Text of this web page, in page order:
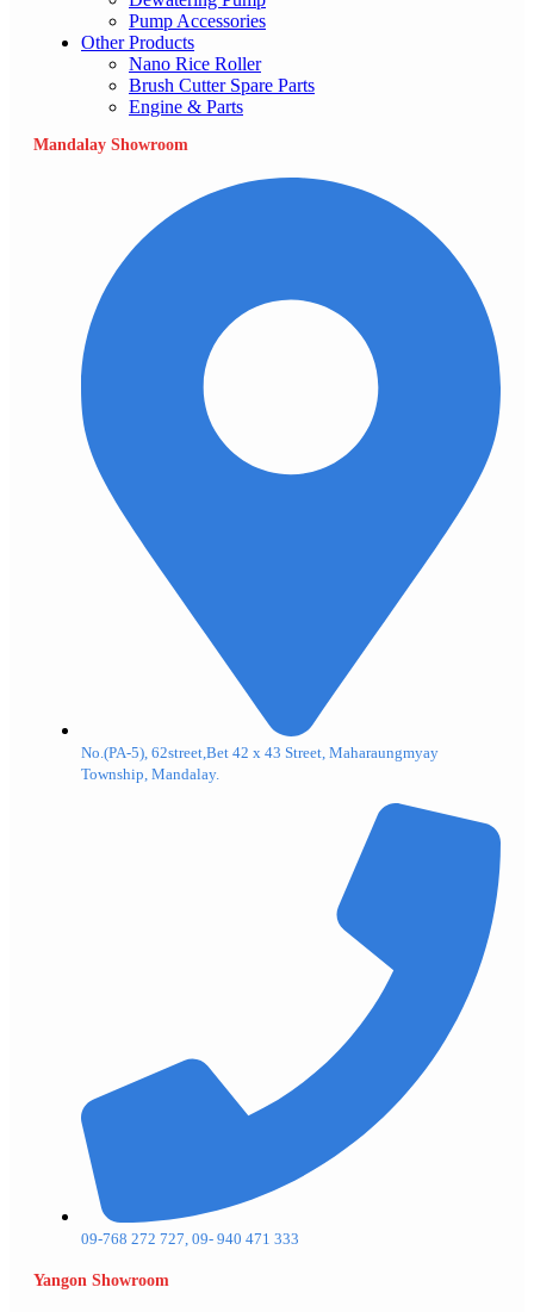
Pump Accessories
Other Products
Nano Rice Roller
Brush Cutter Spare Parts
Engine & Parts
Mandalay Showroom
No.(PA-5), 62street,Bet 42 x 43 Street, Maharaungmyay
Township, Mandalay.
09-768 272 727, 09- 940 471 333
Yangon Showroom